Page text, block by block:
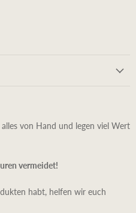
von Hand und legen viel Wert
vermeidet!
habt, helfen wir euch